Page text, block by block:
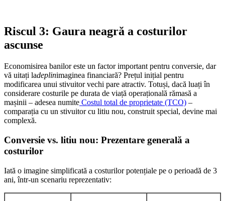
Riscul 3: Gaura neagră a costurilor
ascunse
Economisirea banilor este un factor important pentru conversie, dar
vă uitați ladeplinimaginea financiară? Prețul inițial pentru
modificarea unui stivuitor vechi pare atractiv. Totuși, dacă luați în
considerare costurile pe durata de viață operațională rămasă a
mașinii – adesea numite Costul total de proprietate (TCO) –
comparația cu un stivuitor cu litiu nou, construit special, devine mai
complexă.
Conversie vs. litiu nou: Prezentare generală a
costurilor
Iată o imagine simplificată a costurilor potențiale pe o perioadă de 3
ani, într-un scenariu reprezentativ: